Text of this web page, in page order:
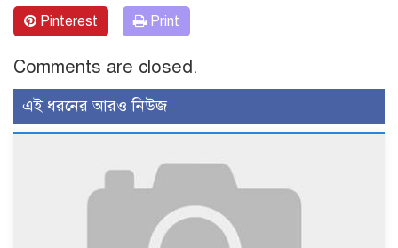
Pinterest Print
Comments are closed.
এই ধরনের আরও নিউজ